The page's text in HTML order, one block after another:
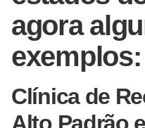
agora
exemplos:
Clínica de
Alto Padrão